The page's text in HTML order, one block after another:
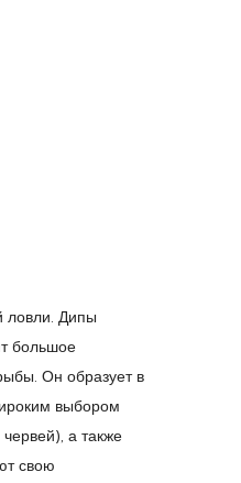
ловли. Дипы
большое
Он образует в
выбором
а также
свою